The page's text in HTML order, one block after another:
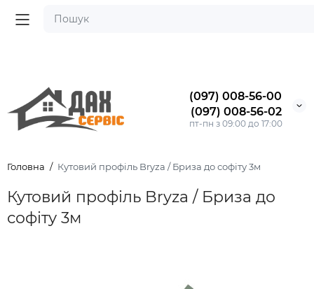
(097) 008-56-00
(097) 008-56-02
пт-пн з 09:00 до 17:00
Головна Кутовий профіль Bryza / Бриза до софіту 3м
Кутовий профіль Bryza / Бриза до
софіту 3м